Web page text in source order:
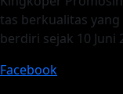
tas berkualitas
berdiri sejak 10 Juni
Facebook